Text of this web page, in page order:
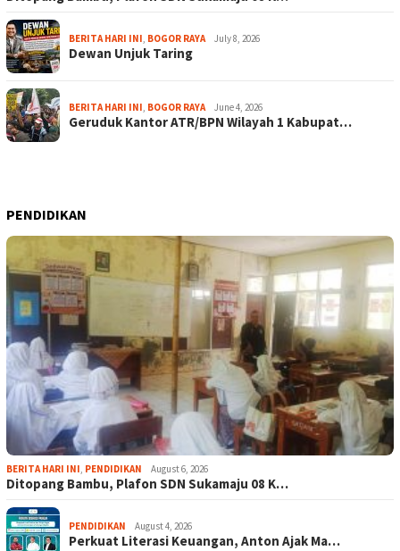
BERITA HARI INI, BOGOR RAYA July 8, 2026
Dewan Unjuk Taring
BERITA HARI INI, BOGOR RAYA June 4, 2026
Geruduk Kantor ATR/BPN Wilayah 1 Kabupat…
PENDIDIKAN
BERITA HARI INI, PENDIDIKAN August 6, 2026
Ditopang Bambu, Plafon SDN Sukamaju 08 K…
PENDIDIKAN August 4, 2026
Perkuat Literasi Keuangan, Anton Ajak Ma…